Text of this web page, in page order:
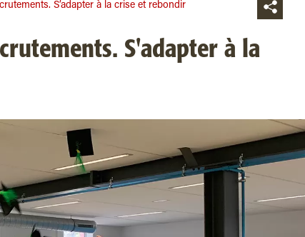
S’adapter à la crise et rebondir
S'adapter à la